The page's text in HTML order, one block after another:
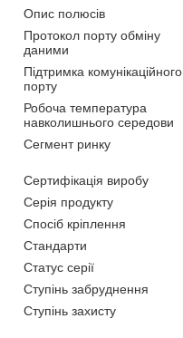
Опис полюсів
Протокол порту обміну
даними
Підтримка комунікаційного
порту
Робоча температура
навколишнього середови
Сегмент ринку
Сертифікація виробу
Серія продукту
Спосіб кріплення
Стандарти
Статус серії
Ступінь забруднення
Ступінь захисту